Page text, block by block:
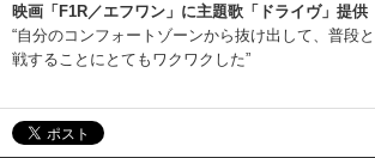
映画「F1R／エフワン」に主題歌「ドライヴ」提供
“自分のコンフォートゾーンから抜け出して、普段
戦することにとてもワクワクした”